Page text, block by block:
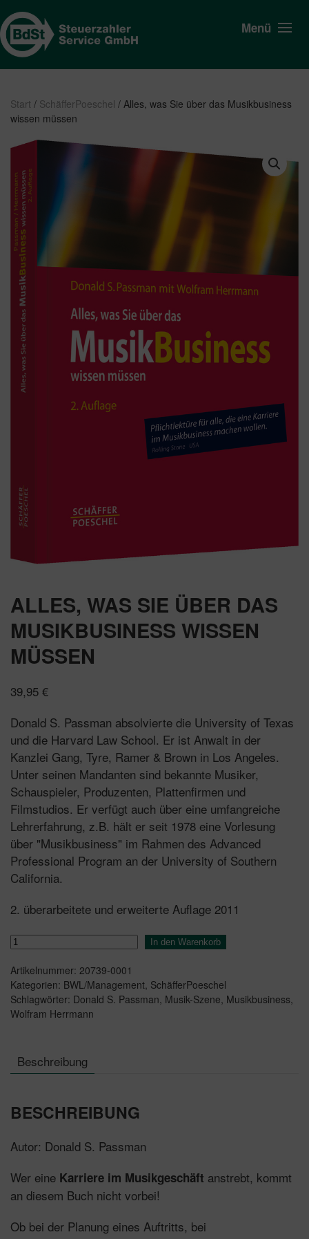
Menü
Start / SchäfferPoeschel / Alles, was Sie über das Musikbusiness
wissen müssen
ALLES, WAS SIE ÜBER DAS
MUSIKBUSINESS WISSEN
MÜSSEN
39,95 €
Donald S. Passman absolvierte die University of Texas
und die Harvard Law School. Er ist Anwalt in der
Kanzlei Gang, Tyre, Ramer & Brown in Los Angeles.
Unter seinen Mandanten sind bekannte Musiker,
Schauspieler, Produzenten, Plattenfirmen und
Filmstudios. Er verfügt auch über eine umfangreiche
Lehrerfahrung, z.B. hält er seit 1978 eine Vorlesung
über "Musikbusiness" im Rahmen des Advanced
Professional Program an der University of Southern
California.
2. überarbeitete und erweiterte Auflage 2011
Alles,
Sie
über
das
müssen
Menge
In den Warenkorb
Artikelnummer: 20739-0001
Kategorien: BWL/Management, SchäfferPoeschel
Schlagwörter: Donald S. Passman, Musik-Szene, Musikbusiness,
Wolfram Herrmann
Beschreibung
BESCHREIBUNG
Autor: Donald S. Passman
Wer eine Karriere im Musikgeschäft anstrebt, kommt
an diesem Buch nicht vorbei!
Ob bei der Planung eines Auftritts, bei